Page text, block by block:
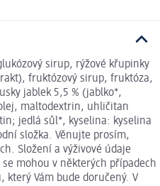
sirup, rýžové křupinky
fruktózový sirup, fruktóza,
jablek 5,5 % (jablko*,
maltodextrin, uhličitan
jedlá sůl*, kyselina: kyselina
složka. Věnujte prosím,
Složení a výživové údaje
mohou v některých případech
Vám bude doručený. V